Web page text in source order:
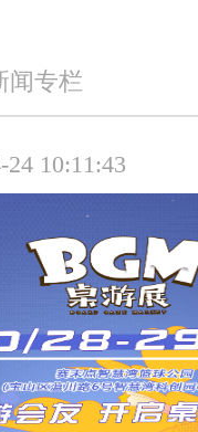
闻专栏
24 10:11:43